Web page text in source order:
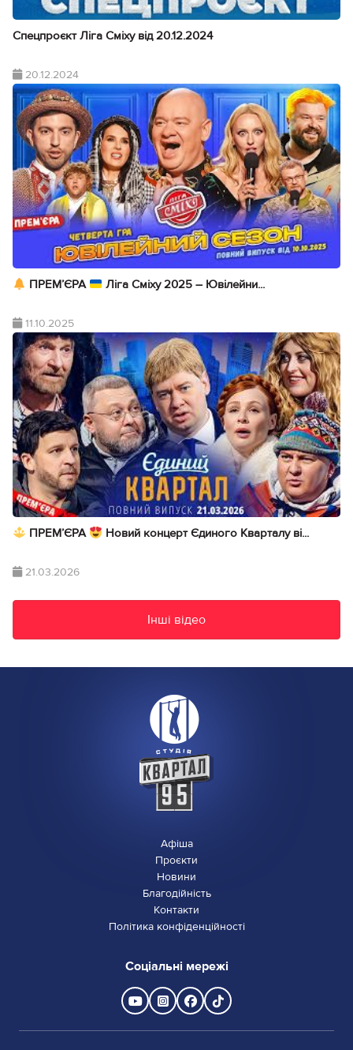
Спецпроєкт Ліга Сміху від 20.12.2024
20.12.2024
ПРЕМ’ЄРА Ліга Сміху 2025 – Ювілейни...
11.10.2025
ПРЕМ’ЄРА Новий концерт Єдиного Кварталу ві...
21.03.2026
Інші відео
Афіша
Проєкти
Новини
Благодійність
Контакти
Політика конфіденційності
Соціальні мережі